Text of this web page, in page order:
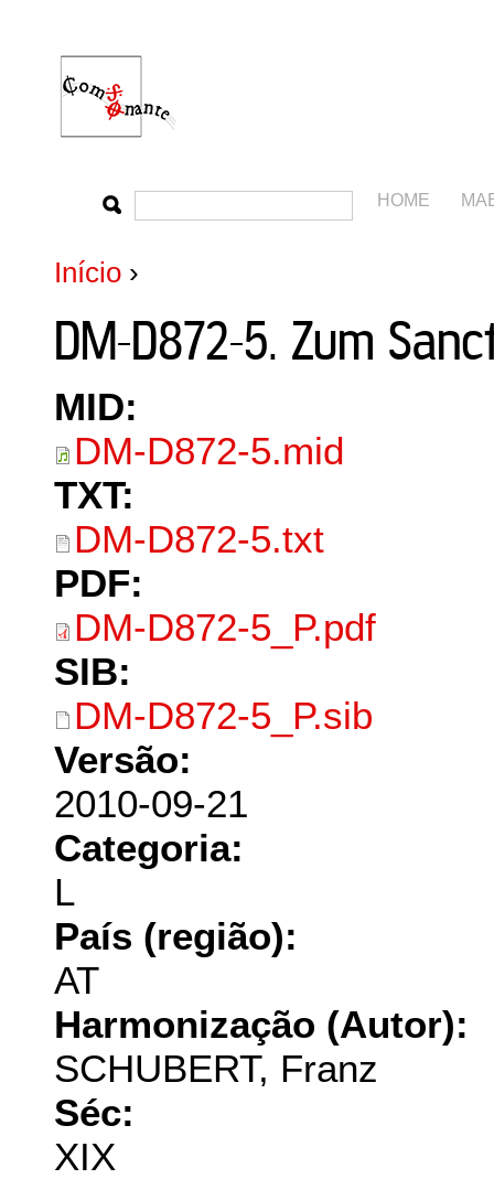
HOME
Início ›
DM-D872-5. Zum
MID:
DM-D872-5.mid
TXT:
DM-D872-5.txt
PDF:
DM-D872-5_P.pdf
SIB:
DM-D872-5_P.sib
Versão:
2010-09-21
Categoria:
L
País (região):
AT
Harmonização (Autor):
SCHUBERT, Franz
Séc:
XIX